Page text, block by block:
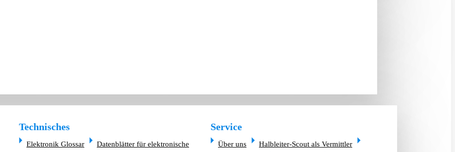
Technisches
Elektronik Glossar
Datenblätter für elektronische
Service
Über uns
Halbleiter-Scout als Vermittler